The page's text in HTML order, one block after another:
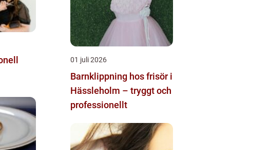
01 juli 2026
Barnklippning hos frisör i
Hässleholm – tryggt och
professionellt